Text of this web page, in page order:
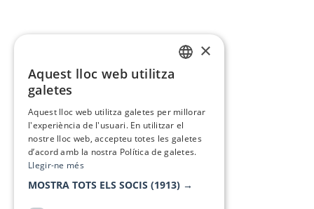
×
Aquest lloc web utilitza
galetes
Aquest lloc web utilitza galetes per millorar
l'experiència de l'usuari. En utilitzar el
nostre lloc web, accepteu totes les galetes
d’acord amb la nostra Política de galetes.
Llegir-ne més
MOSTRA TOTS ELS SOCIS (1913) →